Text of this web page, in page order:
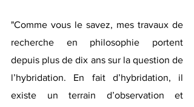
"Comme vous le savez, mes travaux de
recherche en philosophie portent
depuis plus de dix ans sur la question de
l’hybridation. En fait d’hybridation, il
existe un terrain d’observation et